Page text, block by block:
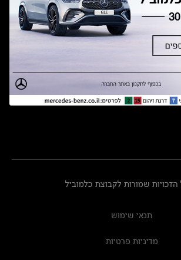
שמורות לקבוצת כלמוביל
תנאי שימוש
מדיניות פרטיות